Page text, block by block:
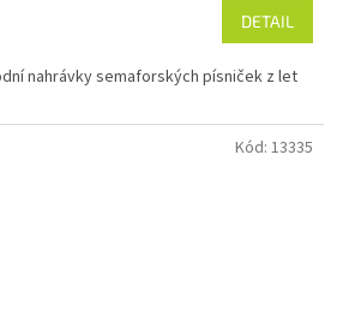
DETAIL
nahrávky semaforských písniček z let
Kód: 13335